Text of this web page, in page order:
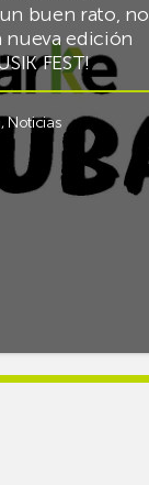
buen rato, no
nueva edición
FEST!
,Noticias